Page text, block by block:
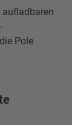
Pole